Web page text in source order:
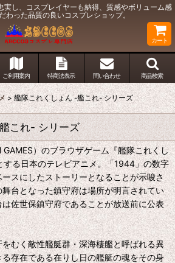
実し、コスプレイヤーも納得、質感やボリューム感
わった品質の良いコスプレショップ。
カート
ご利用案内 特商法表示 問い合わせ 商品検索
> 艦隊これくしょん -艦これ- シリーズ
これ- シリーズ
）のブラウザゲーム『艦隊これくし
る日本のテレビアニメ。「1944」の数字
スにしたストーリーとなることが示唆さ
台となった鎮守府は場所が明言されてい
佐世保鎮守府であることが放送前に公表
むく敵性艦艇群・深海棲艦と呼ばれる異
存在である在りし日の艦艇の魂をその身